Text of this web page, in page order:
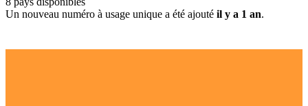
Un nouveau numéro à usage unique a été ajouté il y a 1 an.